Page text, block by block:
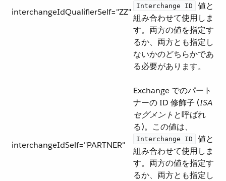
interchangeIdQualifierSelf="ZZ"
Interchange ID
​ 値と
組み合わせて使用しま
す。両方の値を指定す
るか、両方とも指定し
ないかのどちらかであ
る必要があります。
interchangeIdSelf="PARTNER"
Exchange でのパート
ナーの ID 修飾子 (​ISA
セグメント ​と呼ばれ
る)。この値は、​
Interchange ID
​ 値と
組み合わせて使用しま
す。両方の値を指定す
るか、両方とも指定し